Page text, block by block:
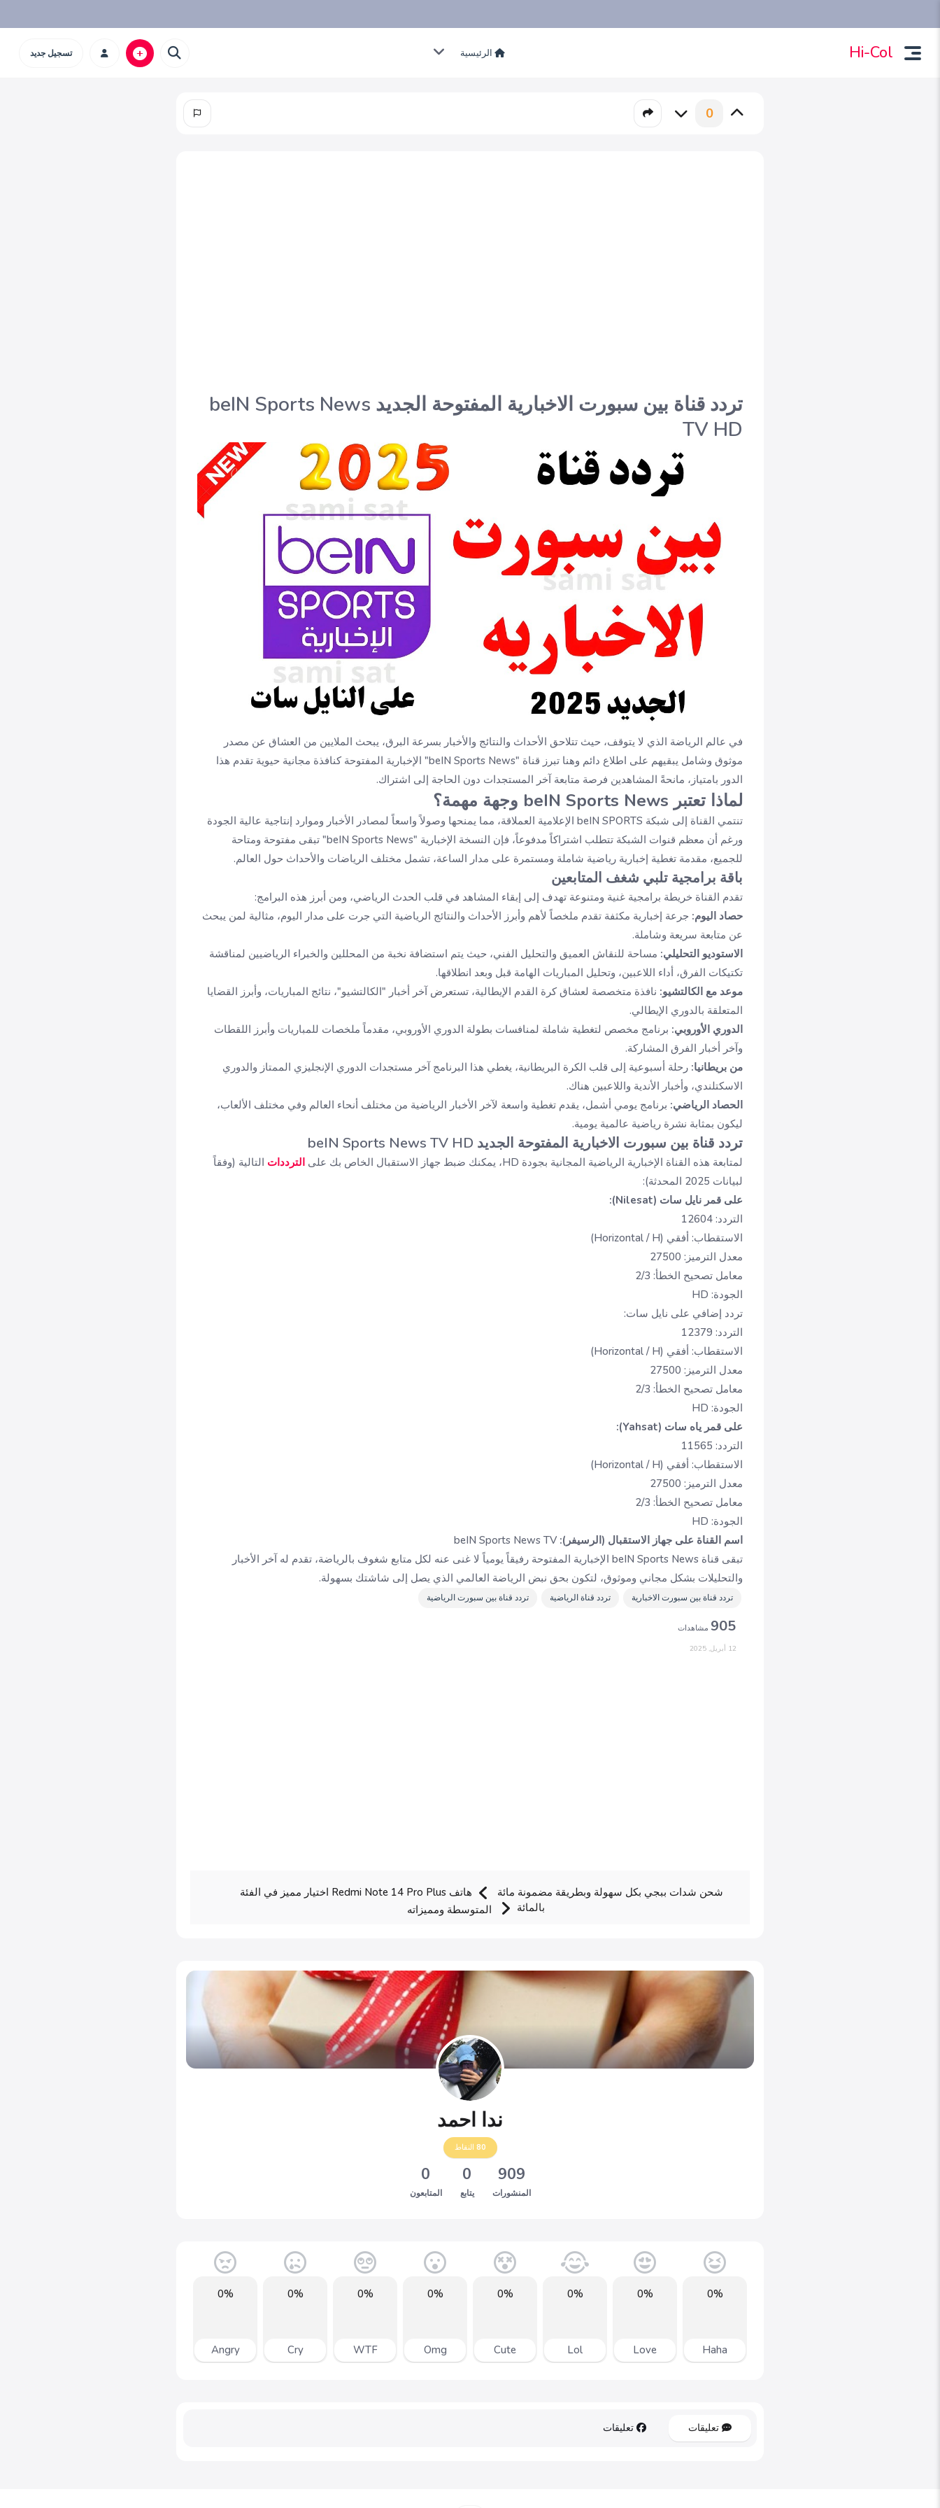
Hi-Col الرئيسية تسجيل جديد
0
تردد قناة بين سبورت الاخبارية المفتوحة الجديد beIN Sports News
TV HD
في عالم الرياضة الذي لا يتوقف، حيث تتلاحق الأحداث والنتائج والأخبار بسرعة البرق، يبحث الملايين من العشاق عن مصدر
موثوق وشامل يبقيهم على اطلاع دائم وهنا تبرز قناة "beIN Sports News" الإخبارية المفتوحة كنافذة مجانية حيوية تقدم هذا
الدور بامتياز، مانحةً المشاهدين فرصة متابعة آخر المستجدات دون الحاجة إلى اشتراك.
لماذا تعتبر beIN Sports News وجهة مهمة؟
تنتمي القناة إلى شبكة beIN SPORTS الإعلامية العملاقة، مما يمنحها وصولاً واسعاً لمصادر الأخبار وموارد إنتاجية عالية الجودة
ورغم أن معظم قنوات الشبكة تتطلب اشتراكاً مدفوعاً، فإن النسخة الإخبارية "beIN Sports News" تبقى مفتوحة ومتاحة
للجميع، مقدمة تغطية إخبارية رياضية شاملة ومستمرة على مدار الساعة، تشمل مختلف الرياضات والأحداث حول العالم.
باقة برامجية تلبي شغف المتابعين
تقدم القناة خريطة برامجية غنية ومتنوعة تهدف إلى إبقاء المشاهد في قلب الحدث الرياضي، ومن أبرز هذه البرامج:
حصاد اليوم: جرعة إخبارية مكثفة تقدم ملخصاً لأهم وأبرز الأحداث والنتائج الرياضية التي جرت على مدار اليوم، مثالية لمن يبحث
عن متابعة سريعة وشاملة.
الاستوديو التحليلي: مساحة للنقاش العميق والتحليل الفني، حيث يتم استضافة نخبة من المحللين والخبراء الرياضيين لمناقشة
تكتيكات الفرق، أداء اللاعبين، وتحليل المباريات الهامة قبل وبعد انطلاقها.
موعد مع الكالتشيو: نافذة متخصصة لعشاق كرة القدم الإيطالية، تستعرض آخر أخبار "الكالتشيو"، نتائج المباريات، وأبرز القضايا
المتعلقة بالدوري الإيطالي.
الدوري الأوروبي: برنامج مخصص لتغطية شاملة لمنافسات بطولة الدوري الأوروبي، مقدماً ملخصات للمباريات وأبرز اللقطات
وآخر أخبار الفرق المشاركة.
من بريطانيا: رحلة أسبوعية إلى قلب الكرة البريطانية، يغطي هذا البرنامج آخر مستجدات الدوري الإنجليزي الممتاز والدوري
الاسكتلندي، وأخبار الأندية واللاعبين هناك.
الحصاد الرياضي: برنامج يومي أشمل، يقدم تغطية واسعة لآخر الأخبار الرياضية من مختلف أنحاء العالم وفي مختلف الألعاب،
ليكون بمثابة نشرة رياضية عالمية يومية.
تردد قناة بين سبورت الاخبارية المفتوحة الجديد beIN Sports News TV HD
لمتابعة هذه القناة الإخبارية الرياضية المجانية بجودة HD، يمكنك ضبط جهاز الاستقبال الخاص بك على الترددات التالية (وفقاً
لبيانات 2025 المحدثة):
على قمر نايل سات (Nilesat):
التردد: 12604
الاستقطاب: أفقي (Horizontal / H)
معدل الترميز: 27500
معامل تصحيح الخطأ: 2/3
الجودة: HD
تردد إضافي على نايل سات:
التردد: 12379
الاستقطاب: أفقي (Horizontal / H)
معدل الترميز: 27500
معامل تصحيح الخطأ: 2/3
الجودة: HD
على قمر ياه سات (Yahsat):
التردد: 11565
الاستقطاب: أفقي (Horizontal / H)
معدل الترميز: 27500
معامل تصحيح الخطأ: 2/3
الجودة: HD
اسم القناة على جهاز الاستقبال (الرسيفر):
تبقى قناة beIN Sports News الإخبارية المفتوحة رفيقاً يومياً لا غنى عنه لكل متابع شغوف بالرياضة، تقدم له آخر الأخبار
والتحليلات بشكل مجاني وموثوق، لتكون بحق نبض الرياضة العالمي الذي يصل إلى شاشتك بسهولة.
تردد قناة بين سبورت الاخبارية تردد قناة الرياضية تردد قناة بين سبورت الرياضية
905 مشاهدات
12 أبريل, 2025
هاتف Redmi Note 14 Pro Plus اختيار مميز في الفئة
المتوسطة ومميزاته
شحن شدات ببجي بكل سهولة وبطريقة مضمونة مائة
بالمائة
ندا احمد
80 النقاط
909
المنشورات
0
يتابع
0
المتابعون
0%
Haha
0%
Love
0%
Lol
0%
Cute
0%
Omg
0%
WTF
0%
Cry
0%
Angry
تعليقات تعليقات